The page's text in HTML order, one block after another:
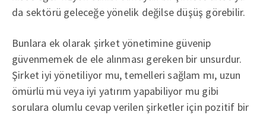
da sektörü geleceğe yönelik değilse düşüş görebilir.
Bunlara ek olarak şirket yönetimine güvenip
güvenmemek de ele alınması gereken bir unsurdur.
Şirket iyi yönetiliyor mu, temelleri sağlam mı, uzun
ömürlü mü veya iyi yatırım yapabiliyor mu gibi
sorulara olumlu cevap verilen şirketler için pozitif bir